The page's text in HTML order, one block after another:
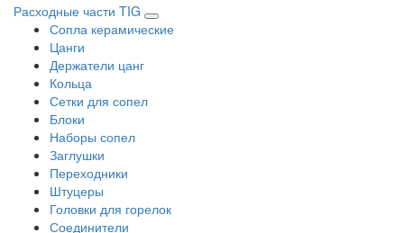
Расходные части TIG
Сопла керамические
Цанги
Держатели цанг
Кольца
Сетки для сопел
Блоки
Наборы сопел
Заглушки
Переходники
Штуцеры
Головки для горелок
Соединители